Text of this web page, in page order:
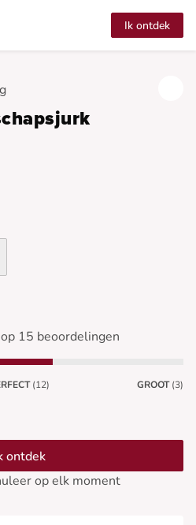
Ik ontdek
15 beoordelingen
(12) GROOT (3)
ontdek
op elk moment